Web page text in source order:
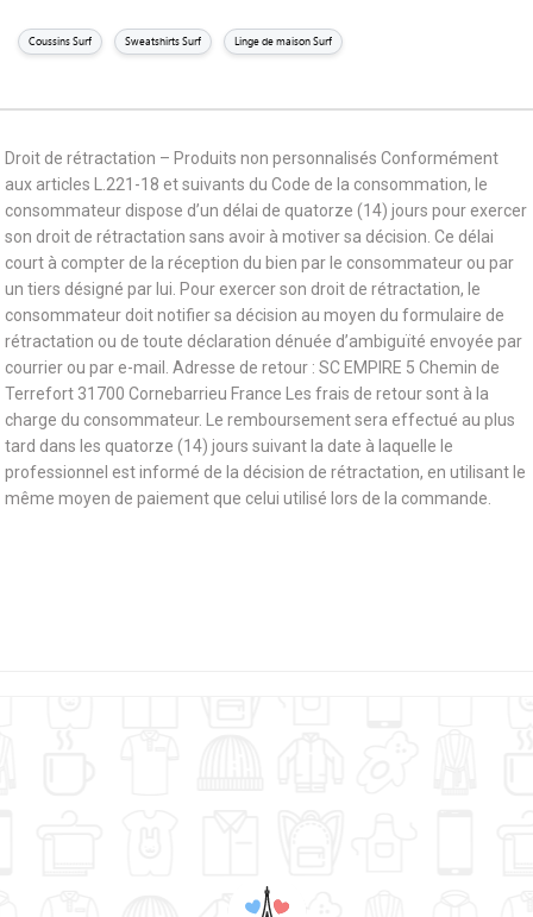
Coussins Surf Sweatshirts Surf Linge de maison Surf
Droit de rétractation – Produits non personnalisés Conformément
aux articles L.221-18 et suivants du Code de la consommation, le
consommateur dispose d’un délai de quatorze (14) jours pour exercer
son droit de rétractation sans avoir à motiver sa décision. Ce délai
court à compter de la réception du bien par le consommateur ou par
un tiers désigné par lui. Pour exercer son droit de rétractation, le
consommateur doit notifier sa décision au moyen du formulaire de
rétractation ou de toute déclaration dénuée d’ambiguïté envoyée par
courrier ou par e-mail. Adresse de retour : SC EMPIRE 5 Chemin de
Terrefort 31700 Cornebarrieu France Les frais de retour sont à la
charge du consommateur. Le remboursement sera effectué au plus
tard dans les quatorze (14) jours suivant la date à laquelle le
professionnel est informé de la décision de rétractation, en utilisant le
même moyen de paiement que celui utilisé lors de la commande.